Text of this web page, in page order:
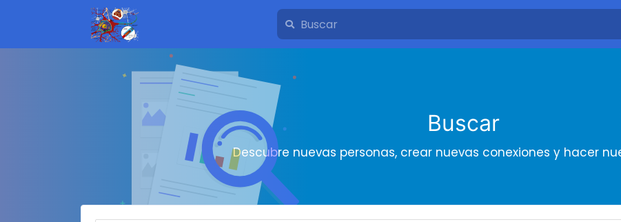
Buscar
Descubre nuevas personas, crear nuevas conexiones y hacer